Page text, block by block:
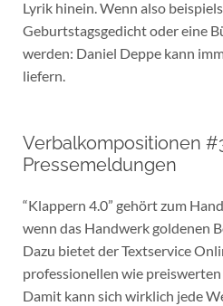
Lyrik hinein. Wenn also
Geburtstagsgedicht oder eine
werden: Daniel Deppe kann
liefern.
Verbalkompositionen
Pressemeldungen
“Klappern 4.0” gehört zum
wenn das Handwerk goldenen
Dazu bietet der Textservice
professionellen wie preiswerten
Damit kann sich wirklich jede